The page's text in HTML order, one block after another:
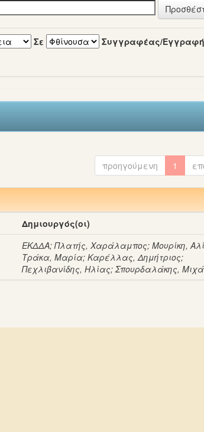
Σε Συγγραφέας/Εγγραφή
προηγούμενη 1
Δημιουργός(οι)
ΕΚΔΔΑ;Πλατής, Χαράλαμπος;Μουρίκη,
Τράκα, Μαρία;Καρέλλας, Δημήτριος;
Πεχλιβανίδης, Ηλίας;Σπουρδαλάκης,